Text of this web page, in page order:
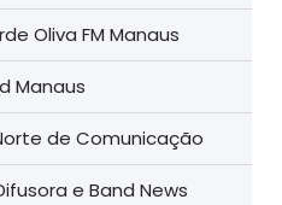
Oliva FM Manaus
Manaus
de Comunicação
e Band News